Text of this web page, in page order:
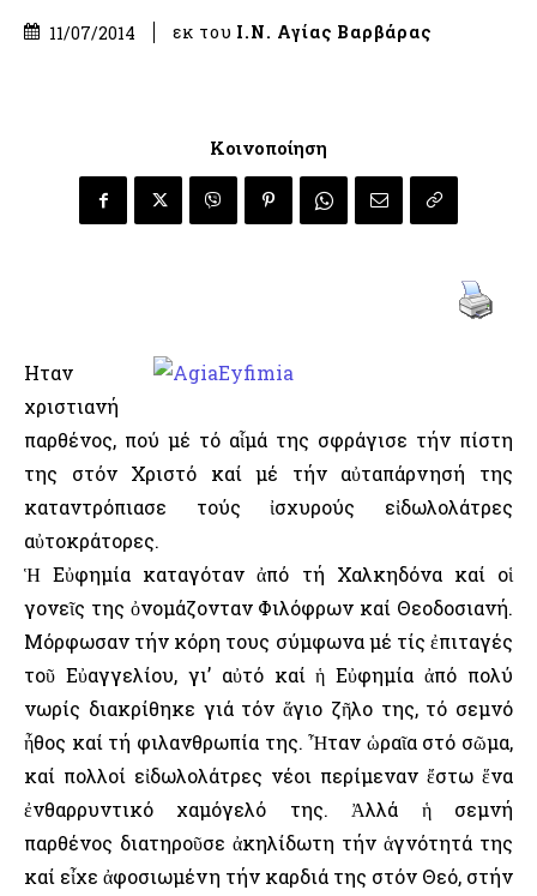
11/07/2014 εκ του Ι.Ν. Αγίας Βαρβάρας
Κοινοποίηση
Ηταν
χριστιανή
παρθένος, πού μέ τό αἷμά της σφράγισε τήν πίστη
της στόν Χριστό καί μέ τήν αὐταπάρνησή της
καταντρόπιασε τούς ἰσχυρούς εἰδωλολάτρες
αὐτοκράτορες.
Ἡ Εὐφημία καταγόταν ἀπό τή Χαλκηδόνα καί οἱ
γονεῖς της ὀνομάζονταν Φιλόφρων καί Θεοδοσιανή.
Μόρφωσαν τήν κόρη τους σύμφωνα μέ τίς ἐπιταγές
τοῦ Εὐαγγελίου, γι’ αὐτό καί ἡ Εὐφημία ἀπό πολύ
νωρίς διακρίθηκε γιά τόν ἅγιο ζῆλο της, τό σεμνό
ἦθος καί τή φιλανθρωπία της. Ἦταν ὡραῖα στό σῶμα,
καί πολλοί εἰδωλολάτρες νέοι περίμεναν ἔστω ἕνα
ἐνθαρρυντικό χαμόγελό της. Ἀλλά ἡ σεμνή
παρθένος διατηροῦσε ἀκηλίδωτη τήν ἁγνότητά της
καί εἶχε ἀφοσιωμένη τήν καρδιά της στόν Θεό, στήν